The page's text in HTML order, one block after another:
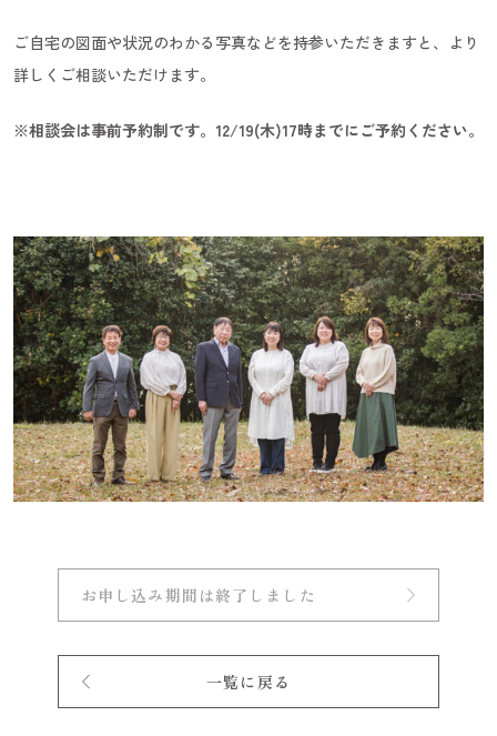
ご自宅の図面や状況のわかる写真などを持参いただきますと、より
詳しくご相談いただけます。
※相談会は事前予約制です。12/19(木)17時までにご予約ください。
一覧に戻る
お申し込み期間は終了しました